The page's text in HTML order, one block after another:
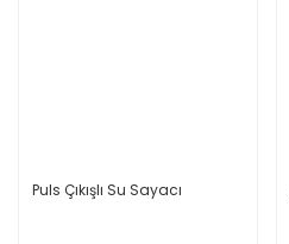
Puls Çıkışlı Su Sayacı